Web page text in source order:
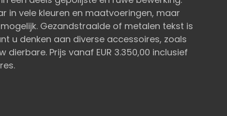
in vele kleuren en maatvoeringen, maar
Gezandstraalde of metalen tekst is
u denken aan diverse accessoires, zoals
Prijs vanaf EUR 3.350,00 inclusief